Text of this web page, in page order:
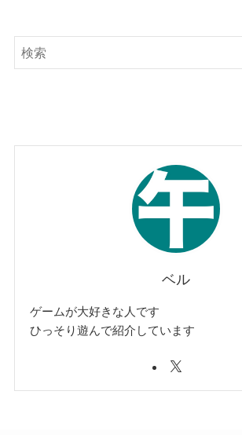
ベル
ゲームが大好きな人です
ひっそり遊んで紹介しています